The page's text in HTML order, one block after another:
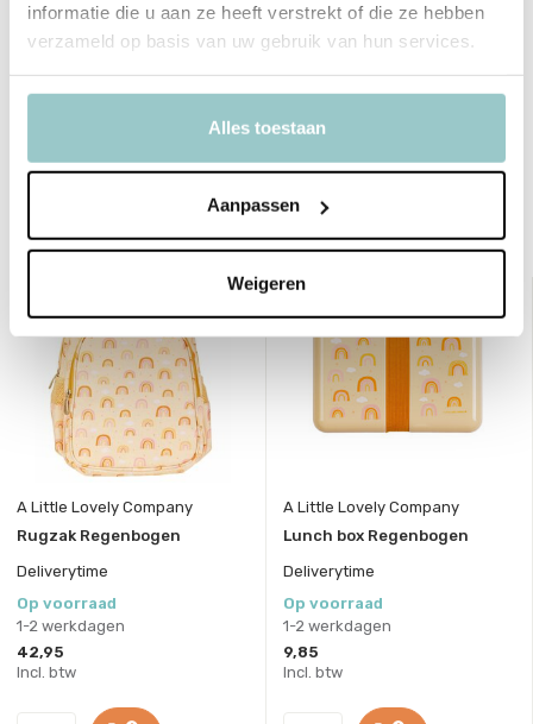
informatie die u aan ze heeft verstrekt of die ze hebben
verzameld op basis van uw gebruik van hun services.
Alles toestaan
Aanpassen
Weigeren
Merk A Little Lovely Company
Delen
Bekijk ook deze must-haves
A Little Lovely Company
Rugzak Regenbogen
Deliverytime
Op voorraad
1-2 werkdagen
42,95
Incl. btw
A Little Lovely Company
Lunch box Regenbogen
Deliverytime
Op voorraad
1-2 werkdagen
9,85
Incl. btw